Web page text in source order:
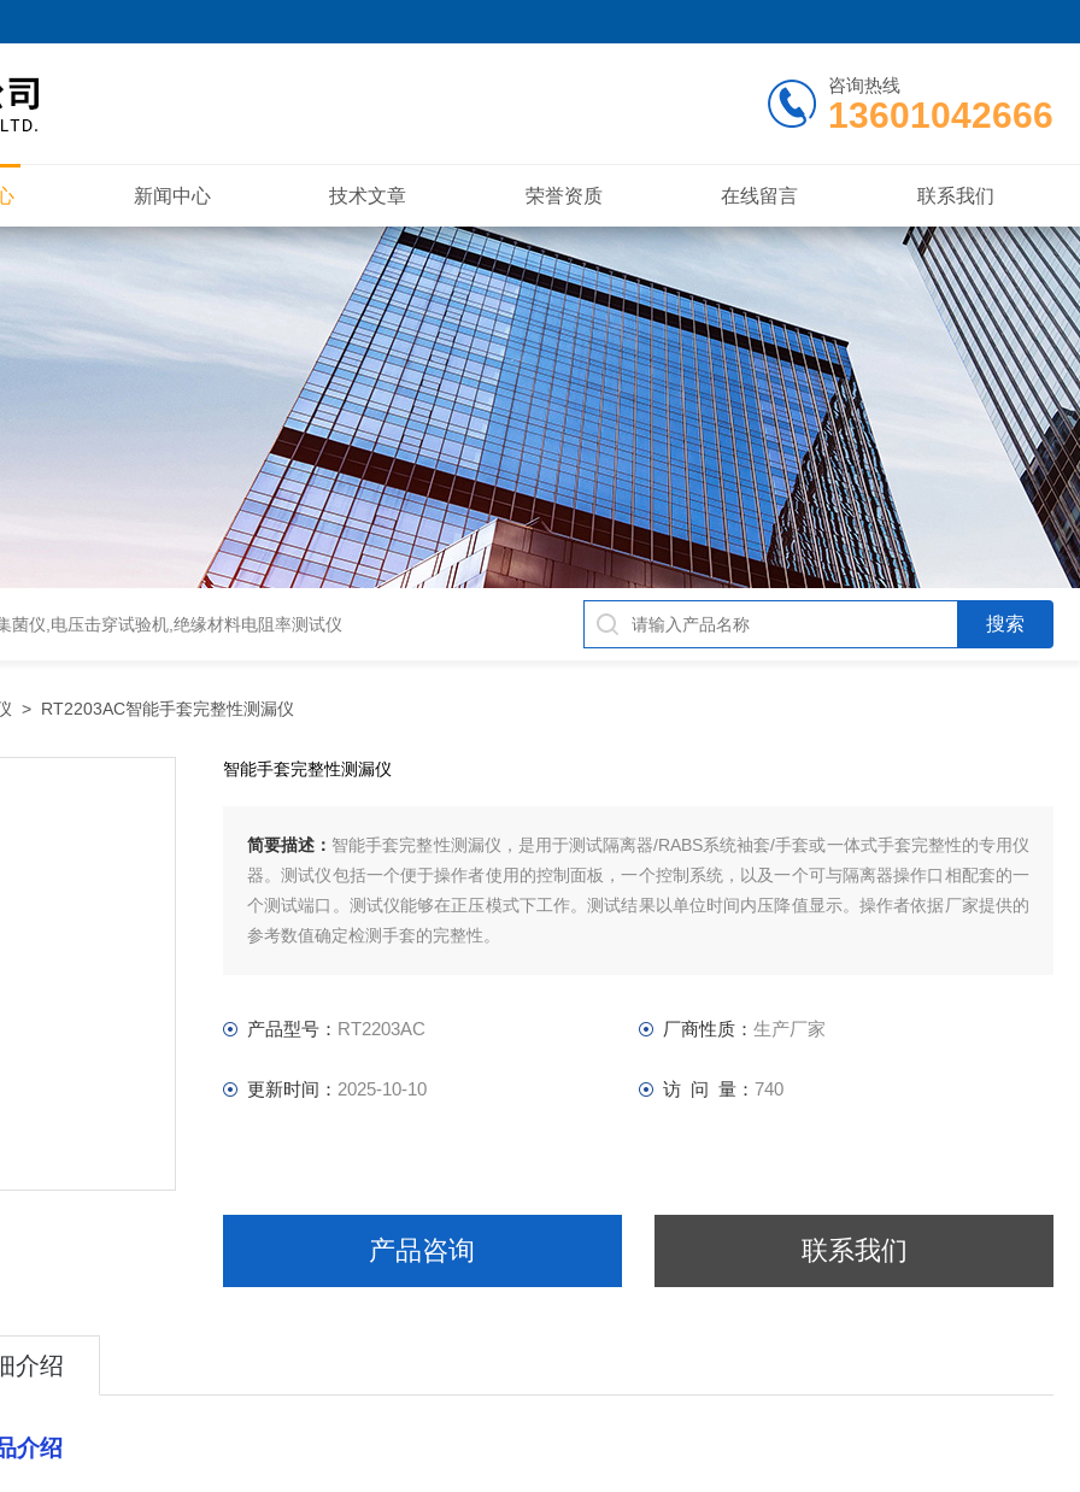
咨询热线
13601042666
新闻中心 技术文章 荣誉资质 在线留言 联系我们
菌仪 电压击穿试验机 绝缘材料电阻率测试仪
> RT2203AC智能手套完整性测漏仪
智能手套完整性测漏仪
简要描述： 智能手套完整性测漏仪，是用于测试隔离器/RABS系统袖套/手套或一体式手套完整性的专用仪
器。测试仪包括一个便于操作者使用的控制面板，一个控制系统，以及一个可与隔离器操作口相配套的一
个测试端口。测试仪能够在正压模式下工作。测试结果以单位时间内压降值显示。操作者依据厂家提供的
参考数值确定检测手套的完整性。
产品型号： RT2203AC 厂商性质： 生产厂家
更新时间： 2025-10-10 访 问 量： 740
产品咨询 联系我们
介绍
介绍